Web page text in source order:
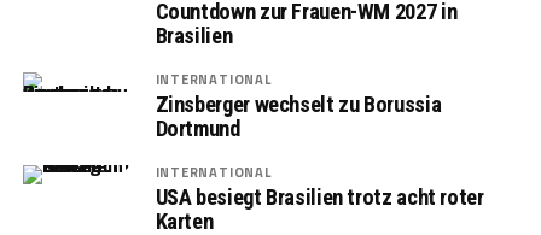
Countdown zur Frauen-WM 2027 in
Brasilien
INTERNATIONAL
Zinsberger wechselt zu Borussia
Dortmund
INTERNATIONAL
USA besiegt Brasilien trotz acht roter
Karten